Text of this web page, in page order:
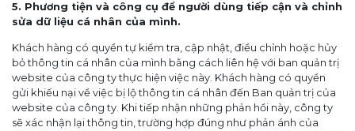
5. Phương tiện và công cụ để người dùng tiếp cận và chỉnh
sửa dữ liệu cá nhân của mình.
Khách hàng có quyền tự kiểm tra, cập nhật, điều chỉnh hoặc hủy
bỏ thông tin cá nhân của mình bằng cách liên hệ với ban quản trị
website của công ty thực hiện việc này. Khách hàng có quyền
gửi khiếu nại về việc bị lộ thông tin cá nhân đến Ban quản trị của
website của công ty. Khi tiếp nhận những phản hồi này, công ty
sẽ xác nhận lại thông tin, trường hợp đúng như phản ánh của